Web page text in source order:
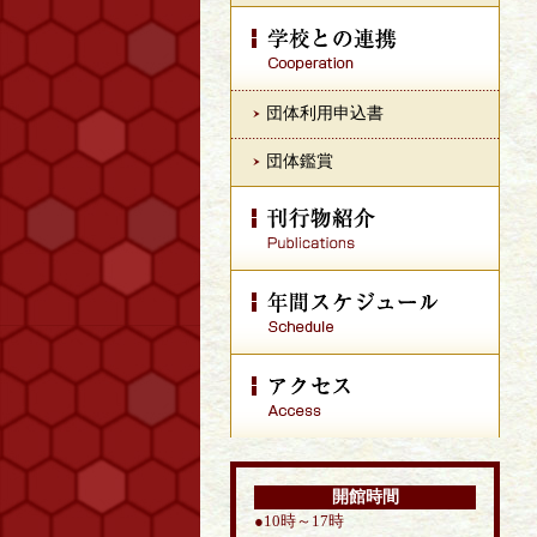
団体利用申込書
団体鑑賞
開館時間
●10時～17時